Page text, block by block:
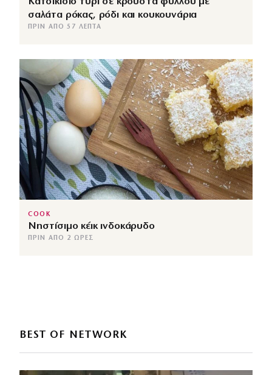
σαλάτα ρόκας, ρόδι και κουκουνάρια
ΠΡΙΝ ΑΠΌ 57 ΛΕΠΤΆ
COOK
Νηστίσιμο κέικ ινδοκάρυδο
ΠΡΙΝ ΑΠΌ 2 ΏΡΕΣ
BEST OF NETWORK